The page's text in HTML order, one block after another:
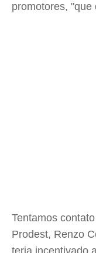
promotores, "que
Tentamos
Prodest, Renzo
teria incentivado